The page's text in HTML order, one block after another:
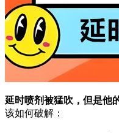
延时喷剂被猛吹，但是他
该如何破解：